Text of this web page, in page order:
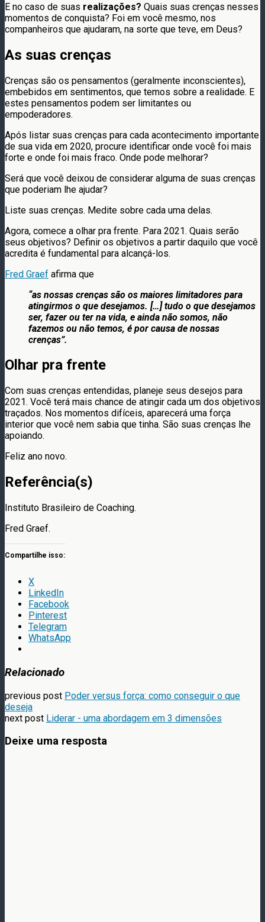
E no caso de suas realizações? Quais suas crenças nesses
momentos de conquista? Foi em você mesmo, nos
companheiros que ajudaram, na sorte que teve, em Deus?
As suas crenças
Crenças são os pensamentos (geralmente inconscientes),
embebidos em sentimentos, que temos sobre a realidade. E
estes pensamentos podem ser limitantes ou
empoderadores.
Após listar suas crenças para cada acontecimento importante
de sua vida em 2020, procure identificar onde você foi mais
forte e onde foi mais fraco. Onde pode melhorar?
Será que você deixou de considerar alguma de suas crenças
que poderiam lhe ajudar?
Liste suas crenças. Medite sobre cada uma delas.
Agora, comece a olhar pra frente. Para 2021. Quais serão
seus objetivos? Definir os objetivos a partir daquilo que você
acredita é fundamental para alcançá-los.
Fred Graef afirma que
“as nossas crenças são os maiores limitadores para
atingirmos o que desejamos. […] tudo o que desejamos
ser, fazer ou ter na vida, e ainda não somos, não
fazemos ou não temos, é por causa de nossas
crenças”.
Olhar pra frente
Com suas crenças entendidas, planeje seus desejos para
2021. Você terá mais chance de atingir cada um dos objetivos
traçados. Nos momentos difíceis, aparecerá uma força
interior que você nem sabia que tinha. São suas crenças lhe
apoiando.
Feliz ano novo.
Referência(s)
Instituto Brasileiro de Coaching.
Fred Graef.
Compartilhe isso:
X
LinkedIn
Facebook
Pinterest
Telegram
WhatsApp
Relacionado
previous post Poder versus força: como conseguir o que
deseja
next post Liderar - uma abordagem em 3 dimensões
Deixe uma resposta